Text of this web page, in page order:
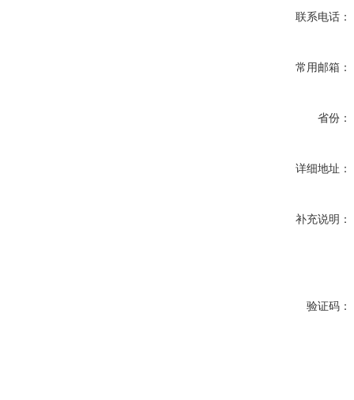
联系电话：
常用邮箱：
省份：
详细地址：
补充说明：
验证码：